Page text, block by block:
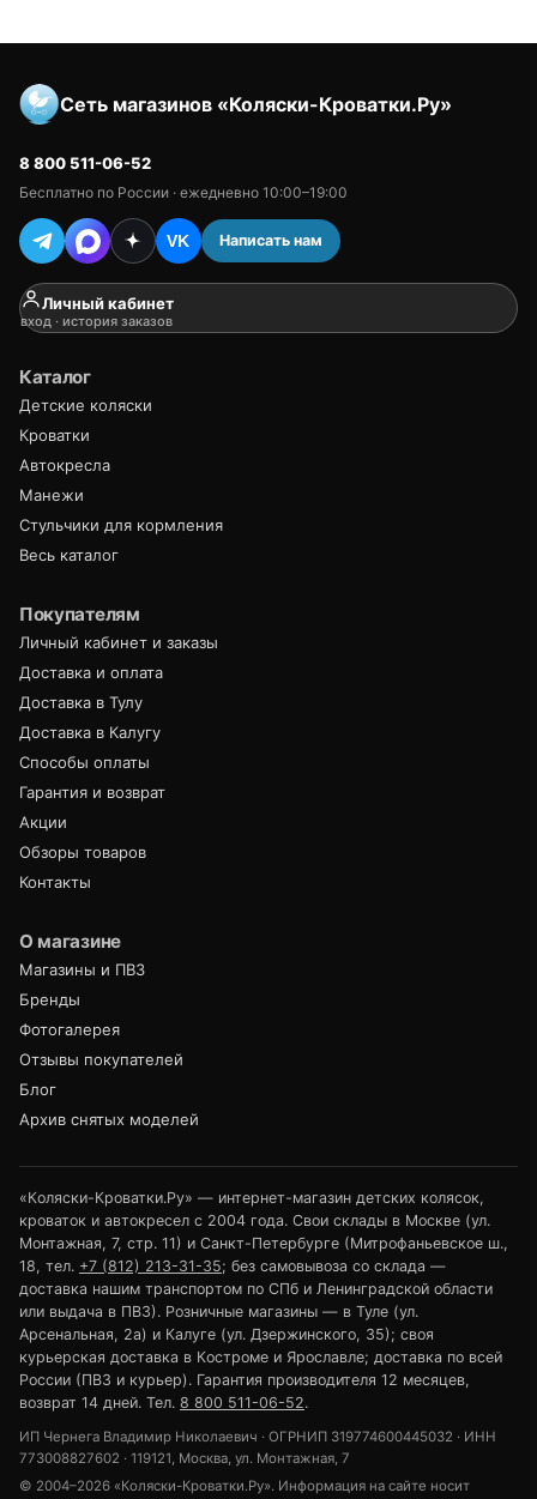
Сеть магазинов «Коляски-Кроватки.Ру»
8 800 511-06-52
Бесплатно по России · ежедневно 10:00–19:00
VK Написать нам
Личный кабинет
вход · история заказов
Каталог
Детские коляски
Кроватки
Автокресла
Манежи
Стульчики для кормления
Весь каталог
Покупателям
Личный кабинет и заказы
Доставка и оплата
Доставка в Тулу
Доставка в Калугу
Способы оплаты
Гарантия и возврат
Акции
Обзоры товаров
Контакты
О магазине
Магазины и ПВЗ
Бренды
Фотогалерея
Отзывы покупателей
Блог
Архив снятых моделей
«Коляски-Кроватки.Ру» — интернет-магазин детских колясок,
кроваток и автокресел с 2004 года. Свои склады в Москве (ул.
Монтажная, 7, стр. 11) и Санкт-Петербурге (Митрофаньевское ш.,
18, тел. +7 (812) 213-31-35; без самовывоза со склада —
доставка нашим транспортом по СПб и Ленинградской области
или выдача в ПВЗ). Розничные магазины — в Туле (ул.
Арсенальная, 2а) и Калуге (ул. Дзержинского, 35); своя
курьерская доставка в Костроме и Ярославле; доставка по всей
России (ПВЗ и курьер). Гарантия производителя 12 месяцев,
возврат 14 дней. Тел. 8 800 511-06-52.
ИП Чернега Владимир Николаевич · ОГРНИП 319774600445032 · ИНН
773008827602 · 119121, Москва, ул. Монтажная, 7
© 2004–2026 «Коляски-Кроватки.Ру». Информация на сайте носит